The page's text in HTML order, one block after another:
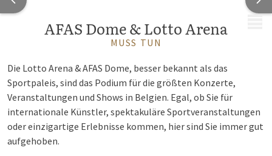
AFAS Dome & Lotto Arena
MUSS TUN
Die Lotto Arena & AFAS Dome, besser bekannt als das
Sportpaleis, sind das Podium für die größten Konzerte,
Veranstaltungen und Shows in Belgien. Egal, ob Sie für
internationale Künstler, spektakuläre Sportveranstaltungen
oder einzigartige Erlebnisse kommen, hier sind Sie immer gut
aufgehoben.